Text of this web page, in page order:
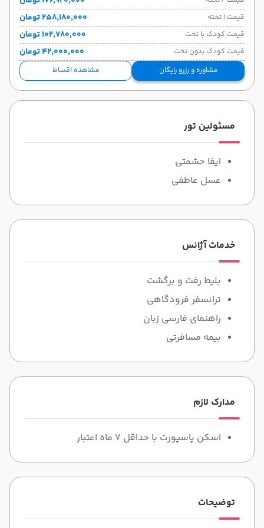
قیمت 1 تخته ۲۵۸٬۱۸۰٬۰۰۰ تومان
قیمت کودک با تخت ۱۰۲٬۷۸۰٬۰۰۰ تومان
قیمت کودک بدون تخت ۴۲٬۰۰۰٬۰۰۰ تومان
مشاوره و رزرو رایگان مشاهده اقساط
مسئولین تور
ایفا حشمتی
عسل عاطفی
خدمات آژانس
بلیط رفت و برگشت
ترانسفر فرودگاهی
راهنمای فارسی زبان
بیمه مسافرتی
مدارک لازم
اسکن پاسپورت با حداقل 7 ماه اعتبار
توضیحات